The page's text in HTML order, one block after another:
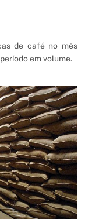
de café no mês
em volume.